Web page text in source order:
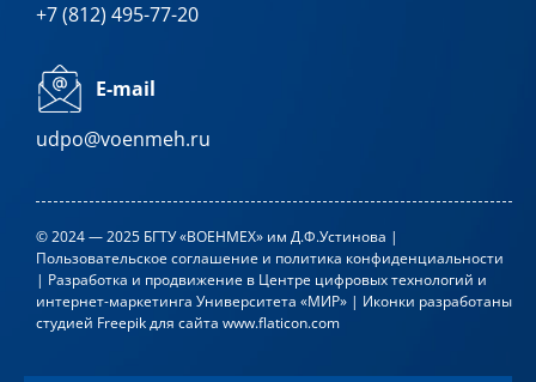
+7 (812) 495-77-20
E-mail
udpo@voenmeh.ru
© 2024 — 2025 БГТУ «ВОЕНМЕХ» им Д.Ф.Устинова |
Пользовательское соглашение и политика конфиденциальности
| Разработка и продвижение в Центре цифровых технологий и
интернет-маркетинга Университета «МИР» | Иконки разработаны
студией Freepikдля сайта www.flaticon.com